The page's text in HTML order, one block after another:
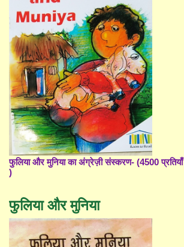
फुलिया और मुनिया का अंग्रेज़ी संस्करण- (4500 प्रतियाँ
)
फुलिया और मुनिया